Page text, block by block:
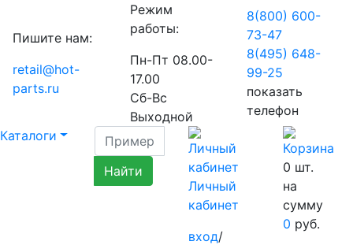
Пишите нам:
retail@hot-
parts.ru
Режим
работы:
Пн-Пт 08.00-
17.00
Сб-Вс
Выходной
8(800) 600-
73-47
8(495) 648-
99-25
показать
телефон
Каталоги
Личный
кабинет
вход/
0 шт.
на
сумму
0 руб.